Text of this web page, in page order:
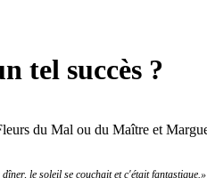
tel succès ?
du Mal ou du Maître et
le soleil se couchait et c'était fantastique.»